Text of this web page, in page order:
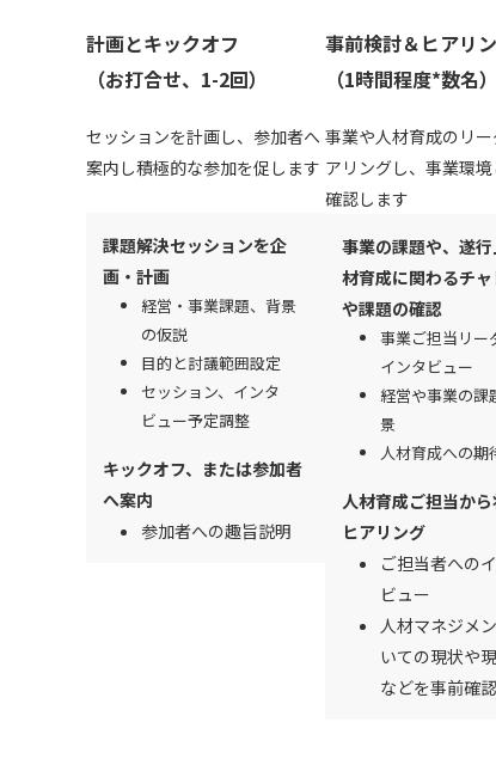
計画とキックオフ
（お打合せ、1-2回）
セッションを計画し、参加者へ
案内し積極的な参加を促します
課題解決セッションを企
画・計画
経営・事業課題、背景
の仮説
目的と討議範囲設定
セッション、インタ
ビュー予定調整
キックオフ、または参加者
へ案内
参加者への趣旨説明
事前検討＆ヒアリ
（1時間程度*数名）
事業や人材育成のリ
アリングし、事業環
確認します
事業の課題や、遂
材育成に関わるチ
や課題の確認
事業ご担当リー
インタビュー
経営や事業の課
景
人材育成への期
人材育成ご担当か
ヒアリング
ご担当者への
ビュー
人材マネジメ
いての現状や
などを事前確認